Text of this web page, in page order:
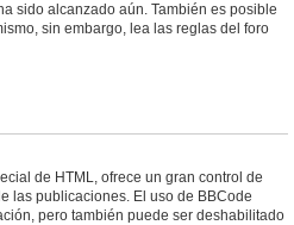
sido alcanzado aún. También es posible
sin embargo, lea las reglas del foro
de HTML, ofrece un gran control de
las publicaciones. El uso de BBCode
pero también puede ser deshabilitado